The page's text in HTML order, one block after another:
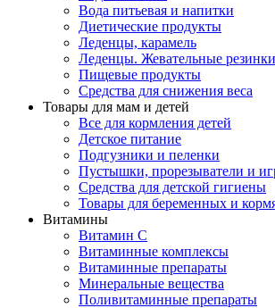
Вода питьевая и напитки
Диетические продукты
Леденцы, карамель
Леденцы. Жевательные резинки
Пищевые продукты
Средства для снижения веса
Товары для мам и детей
Все для кормления детей
Детское питание
Подгузники и пеленки
Пустышки, прорезыватели и
Средства для детской гигиены
Товары для беременных и
Витамины
Витамин С
Витаминные комплексы
Витаминные препараты
Минеральные вещества
Поливитаминные препараты